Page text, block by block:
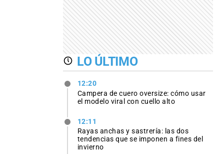
LO ÚLTIMO
12:20
Campera de cuero oversize: cómo usar
el modelo viral con cuello alto
12:11
Rayas anchas y sastrería: las dos
tendencias que se imponen a fines del
invierno